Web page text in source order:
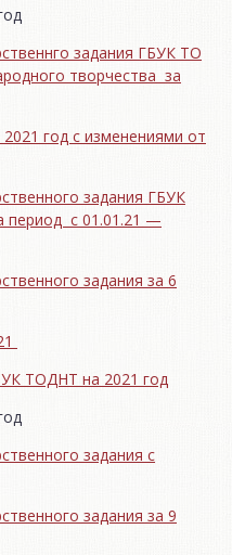
задания ГБУК ТО
творчества за
год с изменениями от
задания ГБУК
период с 01.01.21 —
задания за 6
ТОДНТ на 2021 год
задания с
задания за 9